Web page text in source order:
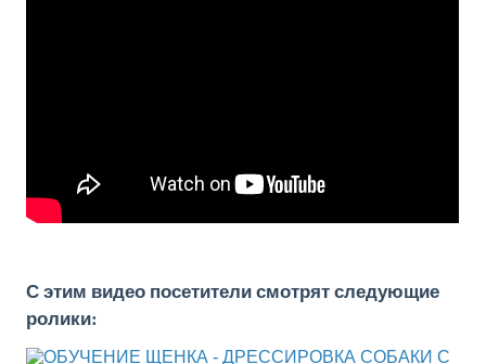
С этим видео посетители смотрят следующие
ролики: